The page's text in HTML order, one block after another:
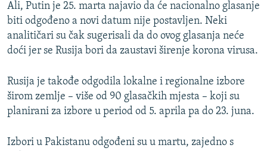
Ali, Putin je 25. marta najavio da će nacionalno glasanje
biti odgođeno a novi datum nije postavljen. Neki
analitičari su čak sugerisali da do ovog glasanja neće
doći jer se Rusija bori da zaustavi širenje korona virusa.
Rusija je takođe odgodila lokalne i regionalne izbore
širom zemlje – više od 90 glasačkih mjesta – koji su
planirani za izbore u period od 5. aprila pa do 23. juna.
Izbori u Pakistanu odgođeni su u martu, zajedno s